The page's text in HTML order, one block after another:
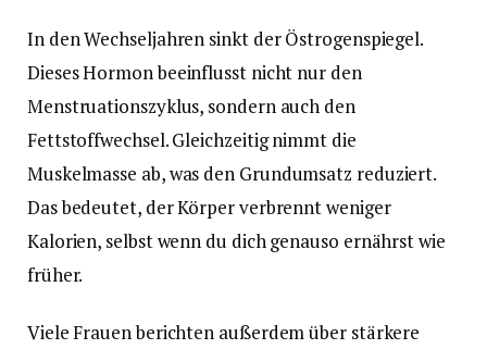
In den Wechseljahren sinkt der Östrogenspiegel.
Dieses Hormon beeinflusst nicht nur den
Menstruationszyklus, sondern auch den
Fettstoffwechsel. Gleichzeitig nimmt die
Muskelmasse ab, was den Grundumsatz reduziert.
Das bedeutet, der Körper verbrennt weniger
Kalorien, selbst wenn du dich genauso ernährst wie
früher.
Viele Frauen berichten außerdem über stärkere